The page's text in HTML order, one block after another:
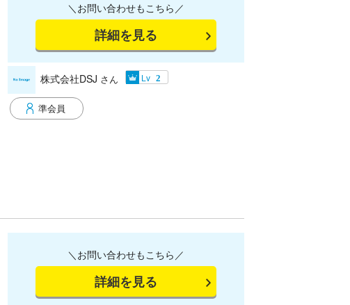
＼お問い合わせもこちら／
詳細を見る
株式会社DSJ さん Lv 2
準会員
＼お問い合わせもこちら／
詳細を見る